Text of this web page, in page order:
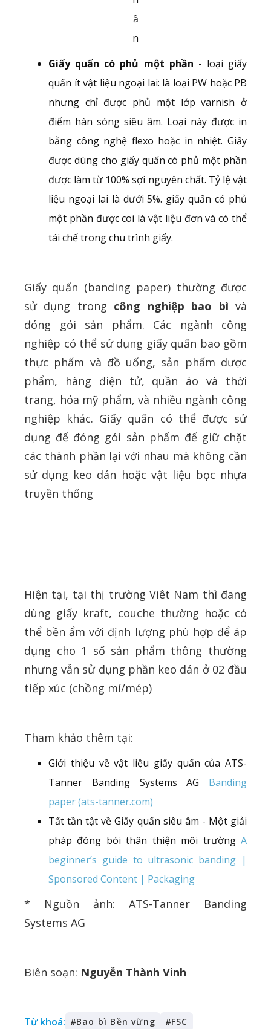
ầ
n
Giấy quấn có phủ một phần - loại giấy
quấn ít vật liệu ngoại lai: là loại PW hoặc PB
nhưng chỉ được phủ một lớp varnish ở
điểm hàn sóng siêu âm. Loại này được in
bằng công nghệ flexo hoặc in nhiệt. Giấy
được dùng cho giấy quấn có phủ một phần
được làm từ 100% sợi nguyên chất. Tỷ lệ vật
liệu ngoại lai là dưới 5%. giấy quấn có phủ
một phần được coi là vật liệu đơn và có thể
tái chế trong chu trình giấy.
Giấy quấn (banding paper) thường được
sử dụng trong công nghiệp bao bì và
đóng gói sản phẩm. Các ngành công
nghiệp có thể sử dụng giấy quấn bao gồm
thực phẩm và đồ uống, sản phẩm dược
phẩm, hàng điện tử, quần áo và thời
trang, hóa mỹ phẩm, và nhiều ngành công
nghiệp khác. Giấy quấn có thể được sử
dụng để đóng gói sản phẩm để giữ chặt
các thành phần lại với nhau mà không cần
sử dụng keo dán hoặc vật liệu bọc nhựa
truyền thống
Hiện tại, tại thị trường Viêt Nam thì đang
dùng giấy kraft, couche thường hoặc có
thể bền ẩm với định lượng phù hợp để áp
dụng cho 1 số sản phẩm thông thường
nhưng vẫn sử dụng phần keo dán ở 02 đầu
tiếp xúc (chồng mí/mép)
Tham khảo thêm tại:
Giới thiệu về vật liệu giấy quấn của ATS-
Tanner Banding Systems AG Banding
paper (ats-tanner.com)
Tất tần tật về Giấy quấn siêu âm - Một giải
pháp đóng bói thân thiện môi trường A
beginner’s guide to ultrasonic banding |
Sponsored Content | Packaging
* Nguồn ảnh: ATS-Tanner Banding
Systems AG
Biên soạn: Nguyễn Thành Vinh
Từ khoá: #Bao bì Bền vững #FSC